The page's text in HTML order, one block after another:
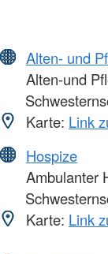
Alten- und
Alten-und
Karte: Link
Hospize
Ambulanter
Karte: Link